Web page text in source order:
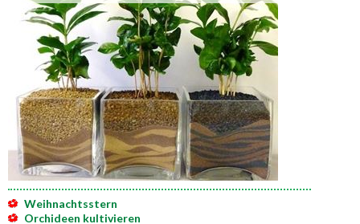
Weihnachtsstern
Orchideen kultivieren